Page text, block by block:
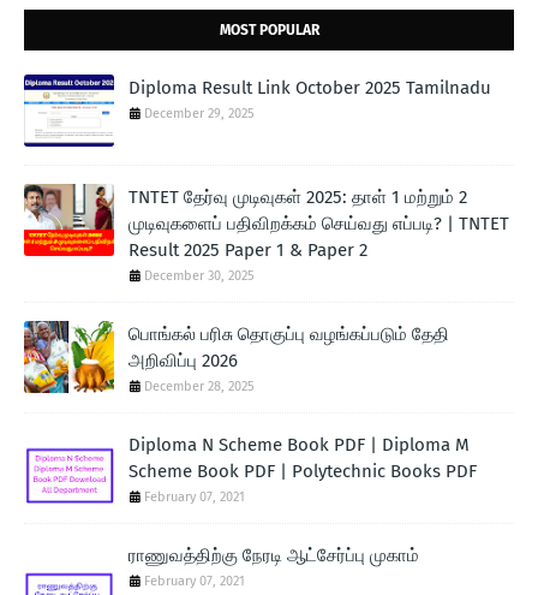
கூடுதல் பணியாளர்கள் நியமிக்கப்பட்டு, பயணிகளுக்கு வழிகாட்ட
சிறப்பு உதவி மையங்களும் அமைக்கப்பட்டுள்ளன.
இதைப் போன்ற மேலும் பயனுள்ள தகவல்களுக்கு எமது
வலைப்பக்கத்தைப் பின்தொடருங்கள்!
MOST POPULAR
Diploma Result Link October 2025 Tamilnadu
December 29, 2025
TNTET தேர்வு முடிவுகள் 2025: தாள் 1 மற்றும் 2
முடிவுகளைப் பதிவிறக்கம் செய்வது எப்படி? | TNTET
Result 2025 Paper 1 & Paper 2
December 30, 2025
பொங்கல் பரிசு தொகுப்பு வழங்கப்படும் தேதி
அறிவிப்பு 2026
December 28, 2025
Diploma N Scheme Book PDF | Diploma M
Scheme Book PDF | Polytechnic Books PDF
February 07, 2021
ராணுவத்திற்கு நேரடி ஆட்சேர்ப்பு முகாம்
February 07, 2021